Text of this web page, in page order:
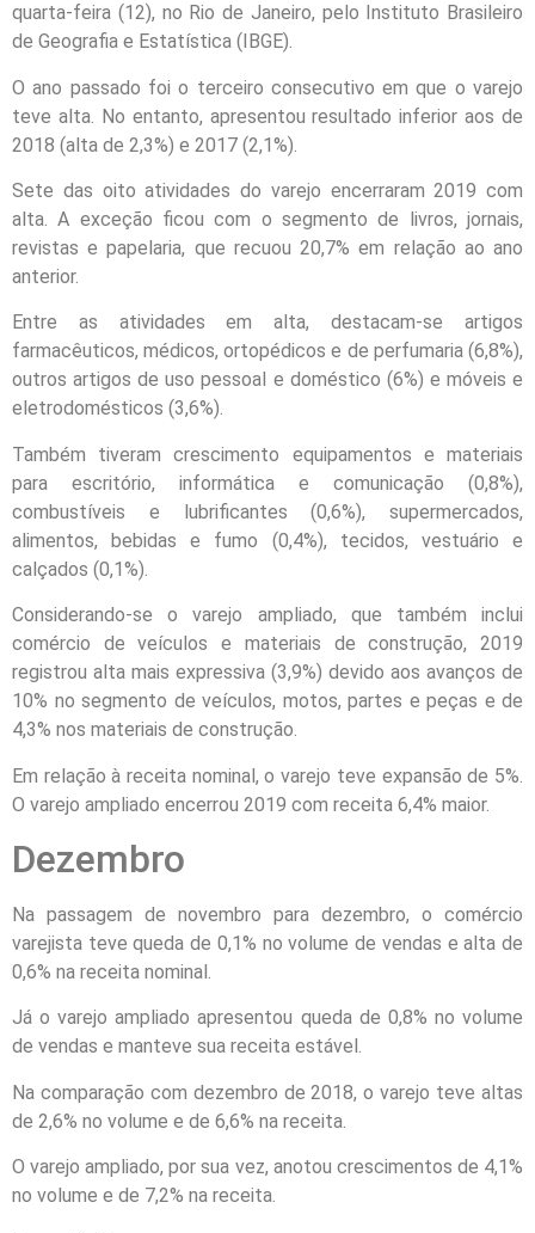
quarta-feira (12), no Rio de Janeiro, pelo Instituto Brasileiro
de Geografia e Estatística (IBGE).
O ano passado foi o terceiro consecutivo em que o varejo
teve alta. No entanto, apresentou resultado inferior aos de
2018 (alta de 2,3%) e 2017 (2,1%).
Sete das oito atividades do varejo encerraram 2019 com
alta. A exceção ficou com o segmento de livros, jornais,
revistas e papelaria, que recuou 20,7% em relação ao ano
anterior.
Entre as atividades em alta, destacam-se artigos
farmacêuticos, médicos, ortopédicos e de perfumaria (6,8%),
outros artigos de uso pessoal e doméstico (6%) e móveis e
eletrodomésticos (3,6%).
Também tiveram crescimento equipamentos e materiais
para escritório, informática e comunicação (0,8%),
combustíveis e lubrificantes (0,6%), supermercados,
alimentos, bebidas e fumo (0,4%), tecidos, vestuário e
calçados (0,1%).
Considerando-se o varejo ampliado, que também inclui
comércio de veículos e materiais de construção, 2019
registrou alta mais expressiva (3,9%) devido aos avanços de
10% no segmento de veículos, motos, partes e peças e de
4,3% nos materiais de construção.
Em relação à receita nominal, o varejo teve expansão de 5%.
O varejo ampliado encerrou 2019 com receita 6,4% maior.
Dezembro
Na passagem de novembro para dezembro, o comércio
varejista teve queda de 0,1% no volume de vendas e alta de
0,6% na receita nominal.
Já o varejo ampliado apresentou queda de 0,8% no volume
de vendas e manteve sua receita estável.
Na comparação com dezembro de 2018, o varejo teve altas
de 2,6% no volume e de 6,6% na receita.
O varejo ampliado, por sua vez, anotou crescimentos de 4,1%
no volume e de 7,2% na receita.